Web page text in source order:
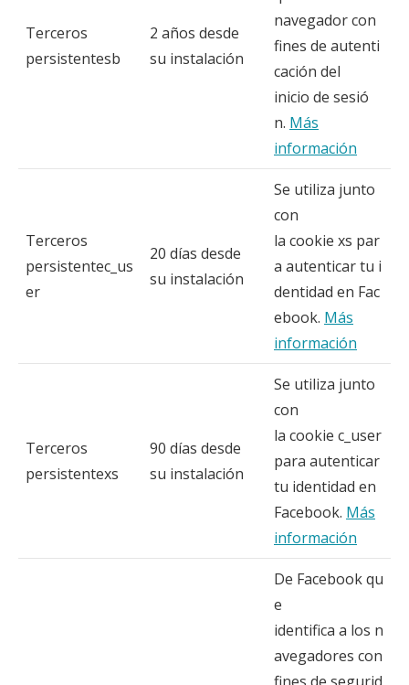
Terceros
persistentesb
2 años desde
su instalación
navegador con
fines de autenti
cación del
inicio de sesió
n. Más
información
Terceros
persistentec_us
er
20 días desde
su instalación
Se utiliza junto
con
la cookie xs par
a autenticar tu i
dentidad en Fac
ebook. Más
información
Terceros
persistentexs
90 días desde
su instalación
Se utiliza junto
con
la cookie c_user
para autenticar
tu identidad en
Facebook. Más
información
De Facebook qu
e
identifica a los n
avegadores con